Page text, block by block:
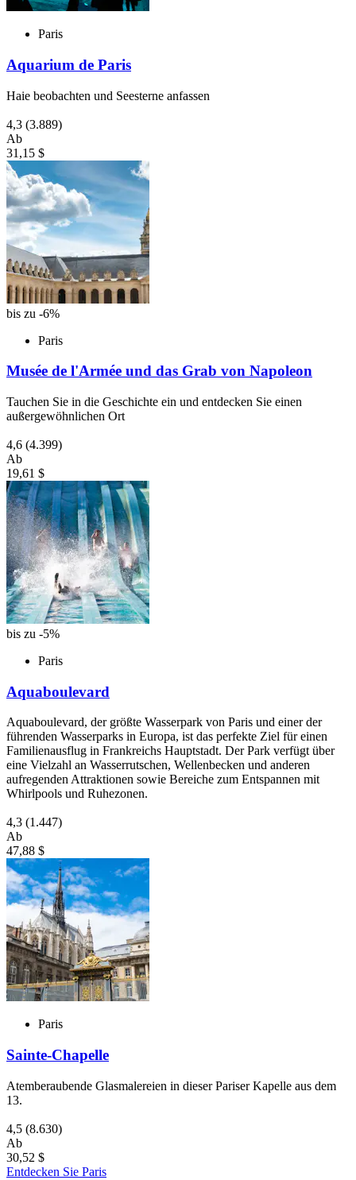
Paris
Aquarium de Paris
Haie beobachten und Seesterne anfassen
4,3 (3.889)
Ab
31,15 $
bis zu -6%
Paris
Musée de l'Armée und das Grab von Napoleon
Tauchen Sie in die Geschichte ein und entdecken Sie einen
außergewöhnlichen Ort
4,6 (4.399)
Ab
19,61 $
bis zu -5%
Paris
Aquaboulevard
Aquaboulevard, der größte Wasserpark von Paris und einer der
führenden Wasserparks in Europa, ist das perfekte Ziel für einen
Familienausflug in Frankreichs Hauptstadt. Der Park verfügt über
eine Vielzahl an Wasserrutschen, Wellenbecken und anderen
aufregenden Attraktionen sowie Bereiche zum Entspannen mit
Whirlpools und Ruhezonen.
4,3 (1.447)
Ab
47,88 $
Paris
Sainte-Chapelle
Atemberaubende Glasmalereien in dieser Pariser Kapelle aus dem
13.
4,5 (8.630)
Ab
30,52 $
Entdecken Sie Paris